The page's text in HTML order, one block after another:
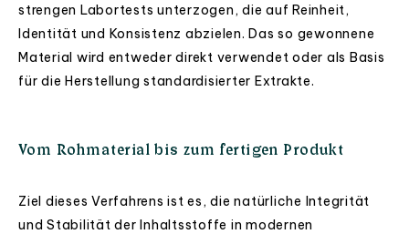
strengen Labortests unterzogen, die auf Reinheit,
Identität und Konsistenz abzielen. Das so gewonnene
Material wird entweder direkt verwendet oder als Basis
für die Herstellung standardisierter Extrakte.
Vom Rohmaterial bis zum fertigen Produkt
Ziel dieses Verfahrens ist es, die natürliche Integrität
und Stabilität der Inhaltsstoffe in modernen